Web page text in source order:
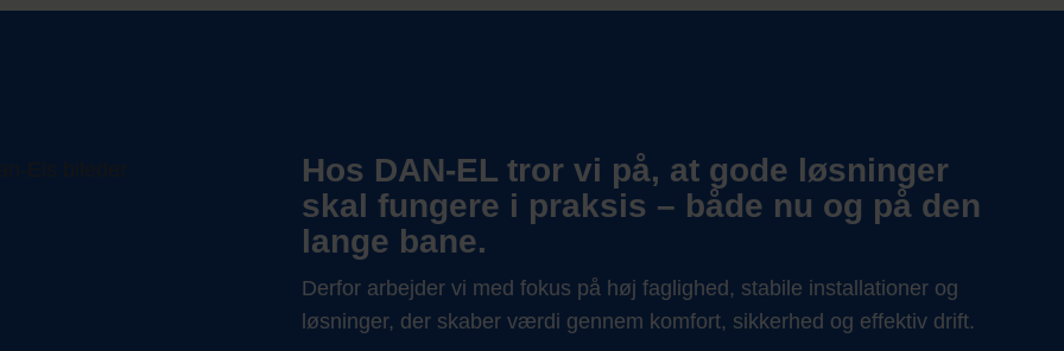
Hos DAN-EL tror vi på, at gode løsninger
skal fungere i praksis – både nu og på den
lange bane.
Derfor arbejder vi med fokus på høj faglighed, stabile installationer og
løsninger, der skaber værdi gennem komfort, sikkerhed og effektiv drift.